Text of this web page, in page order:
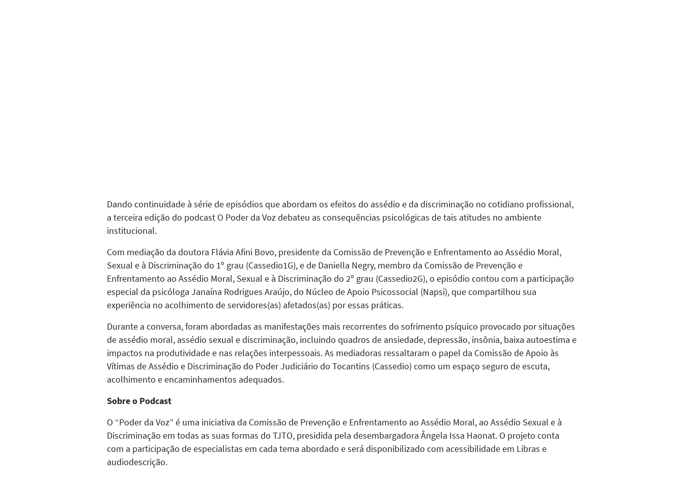
Dando continuidade à série de episódios que abordam os efeitos do assédio e da discriminação no cotidiano profissional,
a terceira edição do podcast O Poder da Voz debateu as consequências psicológicas de tais atitudes no ambiente
institucional.
Com mediação da doutora Flávia Afini Bovo, presidente da Comissão de Prevenção e Enfrentamento ao Assédio Moral,
Sexual e à Discriminação do 1º grau (Cassedio1G), e de Daniella Negry, membro da Comissão de Prevenção e
Enfrentamento ao Assédio Moral, Sexual e à Discriminação do 2º grau (Cassedio2G), o episódio contou com a participação
especial da psicóloga Janaína Rodrigues Araújo, do Núcleo de Apoio Psicossocial (Napsi), que compartilhou sua
experiência no acolhimento de servidores(as) afetados(as) por essas práticas.
Durante a conversa, foram abordadas as manifestações mais recorrentes do sofrimento psíquico provocado por situações
de assédio moral, assédio sexual e discriminação, incluindo quadros de ansiedade, depressão, insônia, baixa autoestima e
impactos na produtividade e nas relações interpessoais. As mediadoras ressaltaram o papel da Comissão de Apoio às
Vítimas de Assédio e Discriminação do Poder Judiciário do Tocantins (Cassedio) como um espaço seguro de escuta,
acolhimento e encaminhamentos adequados.
Sobre o Podcast
O “Poder da Voz” é uma iniciativa da Comissão de Prevenção e Enfrentamento ao Assédio Moral, ao Assédio Sexual e à
Discriminação em todas as suas formas do TJTO, presidida pela desembargadora Ângela Issa Haonat. O projeto conta
com a participação de especialistas em cada tema abordado e será disponibilizado com acessibilidade em Libras e
audiodescrição.